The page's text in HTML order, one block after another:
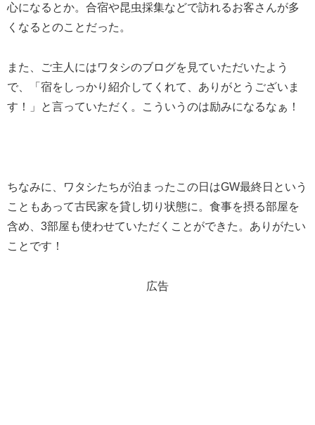
心になるとか。合宿や昆虫採集などで訪れるお客さんが多
くなるとのことだった。
また、ご主人にはワタシのブログを見ていただいたよう
で、「宿をしっかり紹介してくれて、ありがとうございま
す！」と言っていただく。こういうのは励みになるなぁ！
ちなみに、ワタシたちが泊まったこの日はGW最終日という
こともあって古民家を貸し切り状態に。食事を摂る部屋を
含め、3部屋も使わせていただくことができた。ありがたい
ことです！
広告